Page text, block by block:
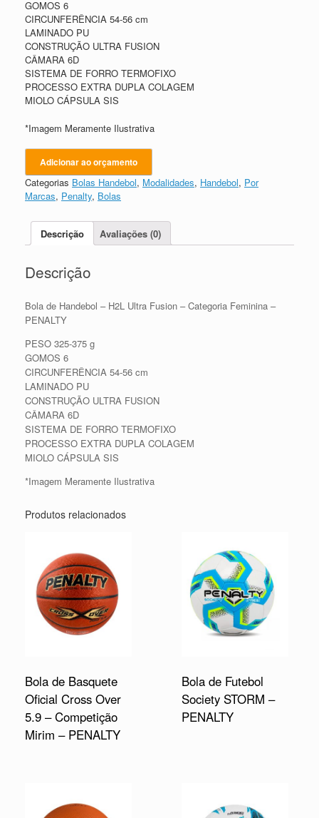
GOMOS 6
CIRCUNFERÊNCIA 54-56 cm
LAMINADO PU
CONSTRUÇÃO ULTRA FUSION
CÂMARA 6D
SISTEMA DE FORRO TERMOFIXO
PROCESSO EXTRA DUPLA COLAGEM
MIOLO CÁPSULA SIS
*Imagem Meramente Ilustrativa
Adicionar ao orçamento
Categorias Bolas Handebol, Modalidades, Handebol, Por
Marcas, Penalty, Bolas
Descrição Avaliações (0)
Descrição
Bola de Handebol – H2L Ultra Fusion – Categoria Feminina –
PENALTY
PESO 325-375 g
GOMOS 6
CIRCUNFERÊNCIA 54-56 cm
LAMINADO PU
CONSTRUÇÃO ULTRA FUSION
CÂMARA 6D
SISTEMA DE FORRO TERMOFIXO
PROCESSO EXTRA DUPLA COLAGEM
MIOLO CÁPSULA SIS
*Imagem Meramente Ilustrativa
Produtos relacionados
Bola de Basquete
Oficial Cross Over
5.9 – Competição
Mirim – PENALTY
Bola de Futebol
Society STORM –
PENALTY